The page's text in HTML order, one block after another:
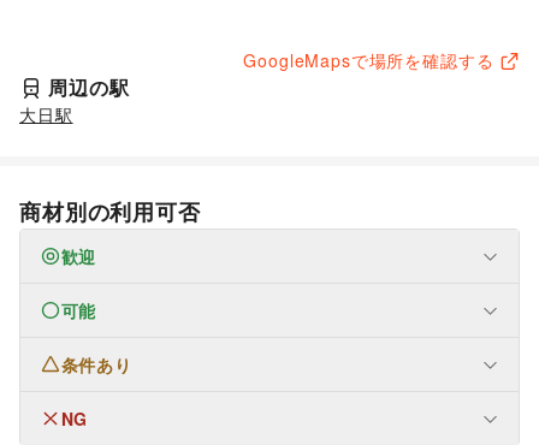
GoogleMapsで場所を確認する
周辺の駅
大日駅
商材別の利用可否
歓迎
なし可能
ファッション
ユニセックス
条件あり
なしNG